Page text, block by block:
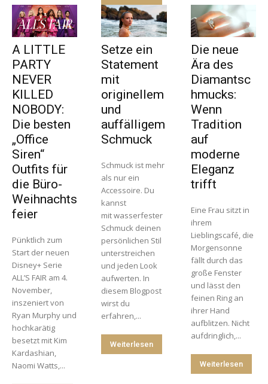
A LITTLE
PARTY
NEVER
KILLED
NOBODY:
Die besten
„Office
Siren“
Outfits für
die Büro-
Weihnachts
feier
Pünktlich zum
Start der neuen
Disney+ Serie
ALL’S FAIR am 4.
November,
inszeniert von
Ryan Murphy und
hochkarätig
besetzt mit Kim
Kardashian,
Naomi Watts,...
Setze ein
Statement
mit
originellem
und
auffälligem
Schmuck
Schmuck ist mehr
als nur ein
Accessoire. Du
kannst
mit wasserfester
Schmuck deinen
persönlichen Stil
unterstreichen
und jeden Look
aufwerten. In
diesem Blogpost
wirst du
erfahren,...
Weiterlesen
Die neue
Ära des
Diamantsc
hmucks:
Wenn
Tradition
auf
moderne
Eleganz
trifft
Eine Frau sitzt in
ihrem
Lieblingscafé, die
Morgensonne
fällt durch das
große Fenster
und lässt den
feinen Ring an
ihrer Hand
aufblitzen. Nicht
aufdringlich,...
Weiterlesen